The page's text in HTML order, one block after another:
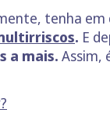
tenha
. E
a mais. Assim,